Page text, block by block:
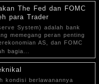
The Fed dan FOMC
para Trader
System) adalah bank
memegang peran penting
AS, dan FOMC
bagia...
kondisi berlawanannya